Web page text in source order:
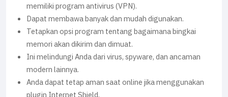
memiliki program antivirus (VPN).
Dapat membawa banyak dan mudah digunakan.
Tetapkan opsi program tentang bagaimana bingkai
memori akan dikirim dan dimuat.
Ini melindungi Anda dari virus, spyware, dan ancaman
modern lainnya.
Anda dapat tetap aman saat online jika menggunakan